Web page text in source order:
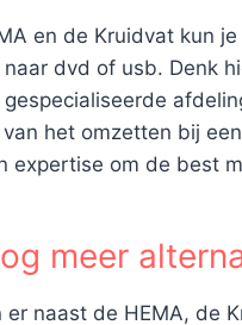
en de Kruidvat kun
dvd of usb. Denk
het omzetten bij
expertise om de best
meer
er naast de HEMA, de